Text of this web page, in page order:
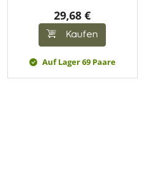
29,68 €
Kaufen
Auf Lager 69 Paare